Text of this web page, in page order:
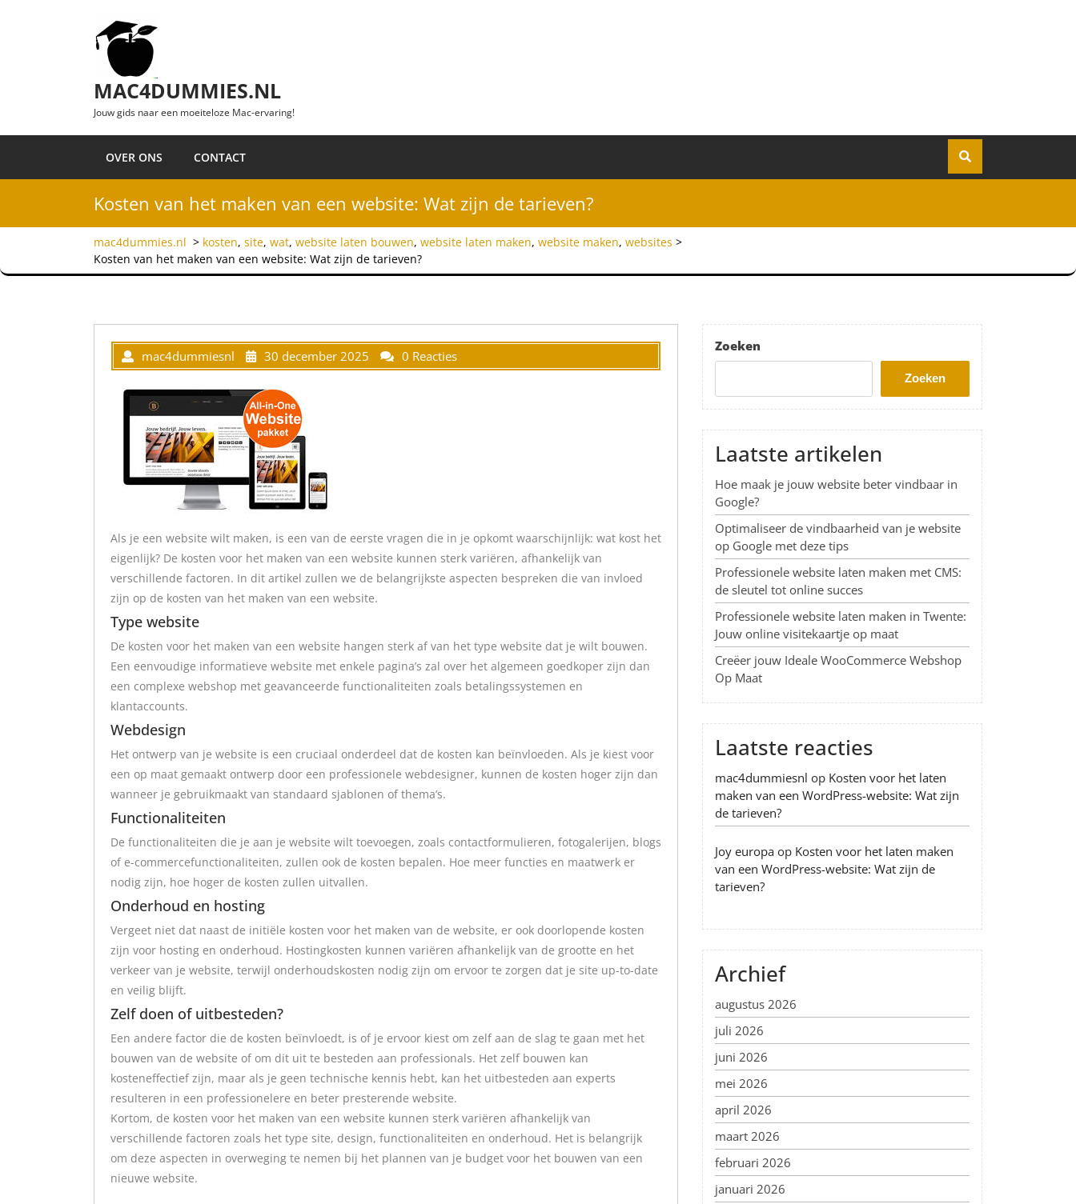
MAC4DUMMIES.NL
Jouw gids naar een moeiteloze Mac-ervaring!
OVER ONS CONTACT
Kosten van het maken van een website: Wat zijn de tarieven?
mac4dummies.nl > kosten, site, wat, website laten bouwen, website laten maken, website maken, websites >
Kosten van het maken van een website: Wat zijn de tarieven?
mac4dummiesnl 30 december 2025 0 Reacties
Als je een website wilt maken, is een van de eerste vragen die in je opkomt waarschijnlijk: wat kost het
eigenlijk? De kosten voor het maken van een website kunnen sterk variëren, afhankelijk van
verschillende factoren. In dit artikel zullen we de belangrijkste aspecten bespreken die van invloed
zijn op de kosten van het maken van een website.
Type website
De kosten voor het maken van een website hangen sterk af van het type website dat je wilt bouwen.
Een eenvoudige informatieve website met enkele pagina’s zal over het algemeen goedkoper zijn dan
een complexe webshop met geavanceerde functionaliteiten zoals betalingssystemen en
klantaccounts.
Webdesign
Het ontwerp van je website is een cruciaal onderdeel dat de kosten kan beïnvloeden. Als je kiest voor
een op maat gemaakt ontwerp door een professionele webdesigner, kunnen de kosten hoger zijn dan
wanneer je gebruikmaakt van standaard sjablonen of thema’s.
Functionaliteiten
De functionaliteiten die je aan je website wilt toevoegen, zoals contactformulieren, fotogalerijen, blogs
of e-commercefunctionaliteiten, zullen ook de kosten bepalen. Hoe meer functies en maatwerk er
nodig zijn, hoe hoger de kosten zullen uitvallen.
Onderhoud en hosting
Vergeet niet dat naast de initiële kosten voor het maken van de website, er ook doorlopende kosten
zijn voor hosting en onderhoud. Hostingkosten kunnen variëren afhankelijk van de grootte en het
verkeer van je website, terwijl onderhoudskosten nodig zijn om ervoor te zorgen dat je site up-to-date
en veilig blijft.
Zelf doen of uitbesteden?
Een andere factor die de kosten beïnvloedt, is of je ervoor kiest om zelf aan de slag te gaan met het
bouwen van de website of om dit uit te besteden aan professionals. Het zelf bouwen kan
kosteneffectief zijn, maar als je geen technische kennis hebt, kan het uitbesteden aan experts
resulteren in een professionelere en beter presterende website.
Kortom, de kosten voor het maken van een website kunnen sterk variëren afhankelijk van
verschillende factoren zoals het type site, design, functionaliteiten en onderhoud. Het is belangrijk
om deze aspecten in overweging te nemen bij het plannen van je budget voor het bouwen van een
nieuwe website.
Zoeken
Zoeken
Laatste artikelen
Hoe maak je jouw website beter vindbaar in
Google?
Optimaliseer de vindbaarheid van je website
op Google met deze tips
Professionele website laten maken met CMS:
de sleutel tot online succes
Professionele website laten maken in Twente:
Jouw online visitekaartje op maat
Creëer jouw Ideale WooCommerce Webshop
Op Maat
Laatste reacties
mac4dummiesnl op Kosten voor het laten
maken van een WordPress-website: Wat zijn
de tarieven?
Joy europa op Kosten voor het laten maken
van een WordPress-website: Wat zijn de
tarieven?
Archief
augustus 2026
juli 2026
juni 2026
mei 2026
april 2026
maart 2026
februari 2026
januari 2026